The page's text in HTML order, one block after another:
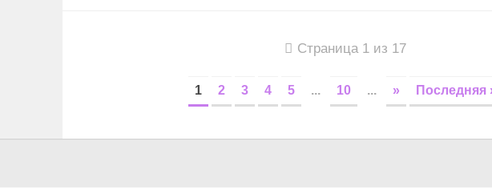
Страница 1 из 17
1 2 3 4 5 ... 10 ... » Последняя